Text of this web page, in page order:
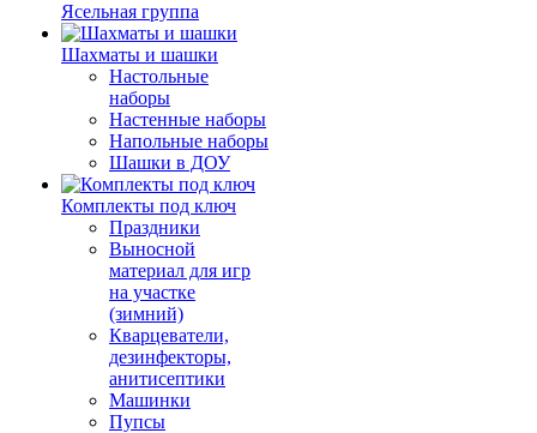
Ясельная группа
Шахматы и шашки
Настольные
наборы
Настенные наборы
Напольные наборы
Шашки в ДОУ
Комплекты под ключ
Праздники
Выносной
материал для игр
на участке
(зимний)
Кварцеватели,
дезинфекторы,
анитисептики
Машинки
Пупсы